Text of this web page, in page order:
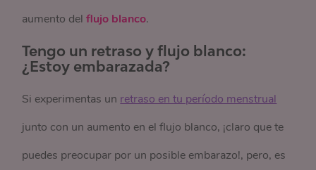
aumento del flujo blanco.
Tengo un retraso y flujo blanco:
¿Estoy embarazada?
Si experimentas un retraso en tu período menstrual
junto con un aumento en el flujo blanco, ¡claro que te
puedes preocupar por un posible embarazo!, pero, es